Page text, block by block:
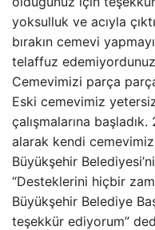
yoksulluk ve acıyla
bırakın cemevi
telaffuz
Cemevimizi parça
Eski cemevimiz
çalışmalarına
alarak kendi cemevimizi
Büyükşehir
“Desteklerini hiçbir
Büyükşehir Belediye
teşekkür ediyorum”